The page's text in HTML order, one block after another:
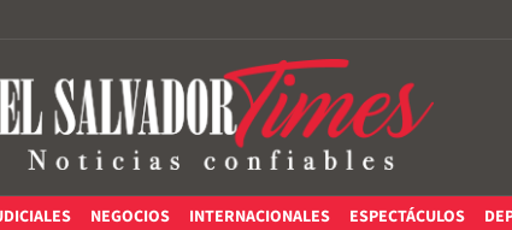
NEGOCIOS INTERNACIONALES ESPECTÁCULOS